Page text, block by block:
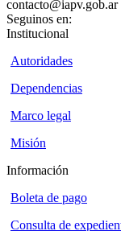
contacto@iapv.gob.ar
Seguinos en:
Institucional
Autoridades
Dependencias
Marco legal
Misión
Información
Boleta de pago
Consulta de